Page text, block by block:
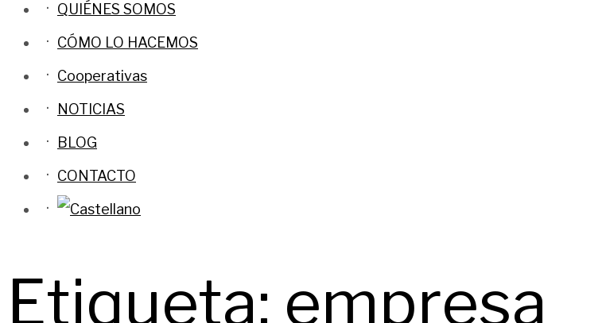
QUIÉNES SOMOS
CÓMO LO HACEMOS
Cooperativas
NOTICIAS
BLOG
CONTACTO
Etiqueta: empresa